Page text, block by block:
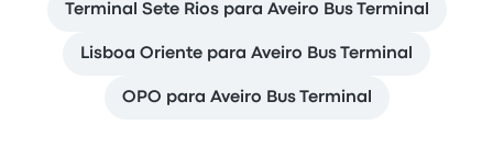
Terminal Sete Rios para Aveiro Bus Terminal
Lisboa Oriente para Aveiro Bus Terminal
OPO para Aveiro Bus Terminal